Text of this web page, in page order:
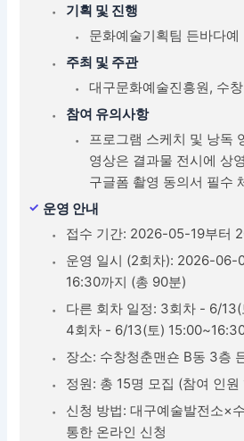
기획 및 진행
문화예술기획팀 든바다예
주최 및 주관
대구문화예술진흥원, 수
참여 유의사항
프로그램 스케치 및 낭독
영상은 결과물 전시에 상
구글폼 촬영 동의서 필수
운영 안내
접수 기간: 2026-05-19부터
운영 일시 (2회차): 2026-06-
16:30까지 (총 90분)
다른 회차 일정: 3회차 - 6/
4회차 - 6/13(토)
장소: 수창청춘맨숀 B동 3층
정원: 총 15명 모집 (참여 인
신청 방법: 대구예술발전소×
통한 온라인 신청